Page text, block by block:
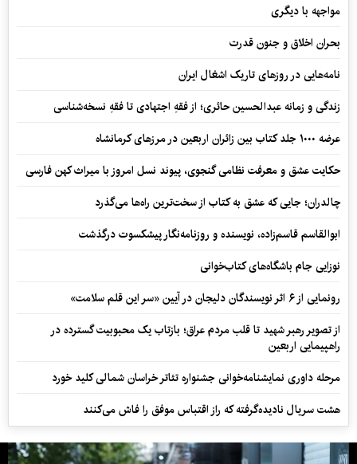
مواجهه با دیگری
بحران اخلاق و جنون قدرت
نامه‌هایی در روزهای تاریک اشغال ایران
زندگی و زمانه عبدالحسین حائری؛ از فقهِ اجتهادی تا فقهِ نسخه‌شناسی
عرضه ۱۰۰۰ جلد کتاب بین زائران اربعین در مرزهای کرمانشاه
حکایت عشق و معرفت نظامی گنجوی، پیوند نسل امروز با میراث کهن فارسی
چالدران؛ جایی که عشق به کتاب از سخت‌ترین راه‌ها می‌گذرد
ابوالقاسم قاسم‌زاده، نویسنده و روزنامه‌نگار پیشکسوت درگذشت
نوزایی جام باشگاه‌های کتاب‌خوانی
رونمایی از ۶ اثر نویسندگان دلیجان در آیین «سر این قلم سلامت»
از تصویر رهبر شهید تا قلب مردم عراق؛ بازتاب یک محبوبیت گسترده در
راهپیمایی اربعین
مرحله داوری نمایشنامه‌خوانی جشنواره تئاتر خراسان شمالی کلید خورد
هشت سریال نادیده‌گرفته که راز اقتباس موفق را فاش می‌کنند